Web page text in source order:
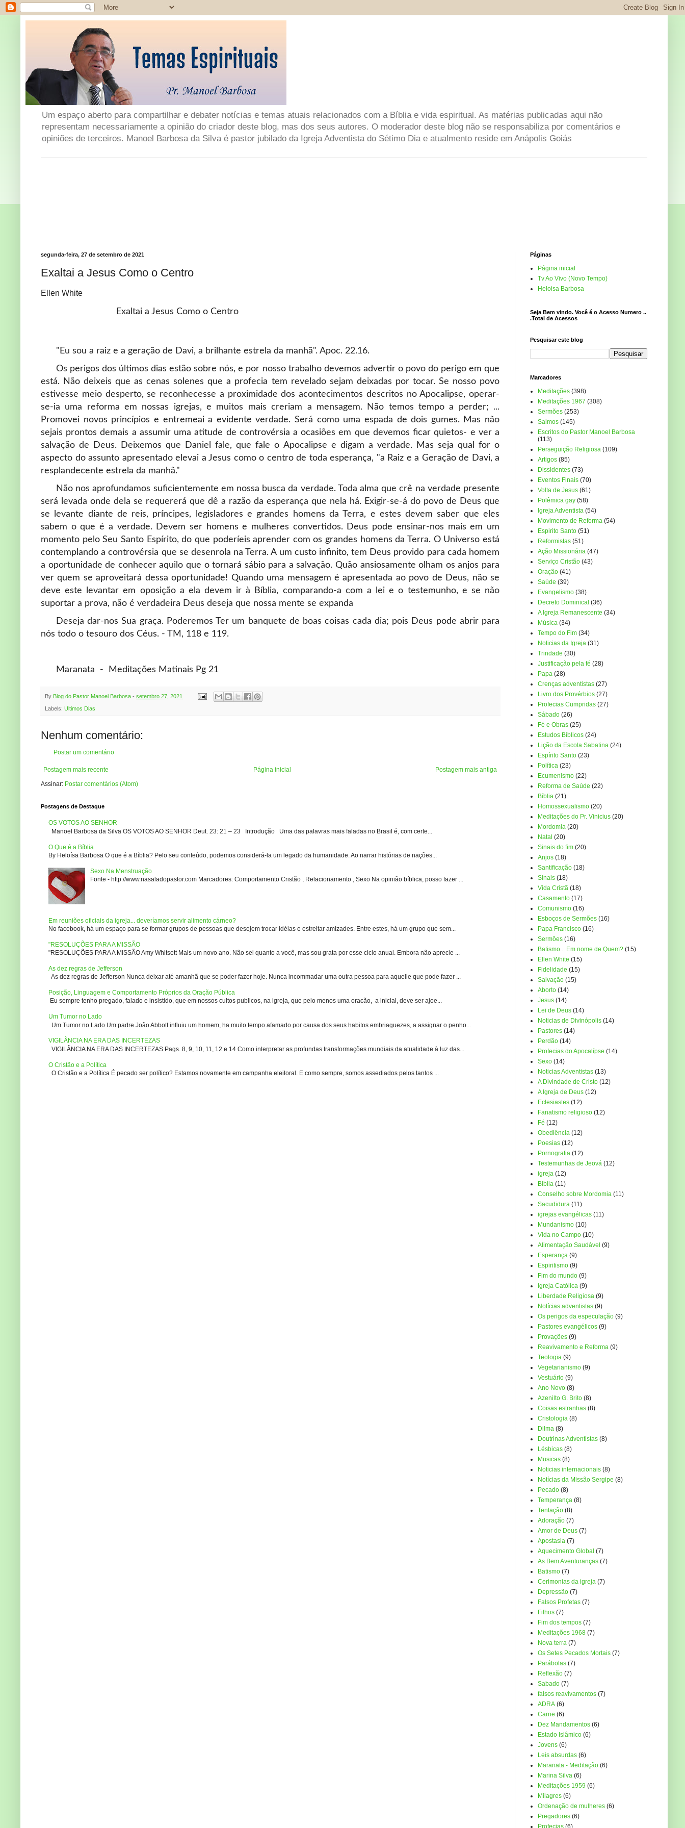
Um espaço aberto para compartilhar e debater notícias e temas atuais relacionados com a Bíblia e vida espiritual. As matérias publicadas aqui não
representam necessariamente a opinião do criador deste blog, mas dos seus autores. O moderador deste blog não se responsabiliza por comentários e
opiniões de terceiros. Manoel Barbosa da Silva é pastor jubilado da Igreja Adventista do Sétimo Dia e atualmento reside em Anápolis Goiás
segunda-feira, 27 de setembro de 2021
Exaltai a Jesus Como o Centro
Ellen White
Exaltai a Jesus Como o Centro
"Eu sou a raiz e a geração de Davi, a brilhante estrela da manhã". Apoc. 22.16.
Os perigos dos últimos dias estão sobre nós, e por nosso trabalho devemos advertir o povo do perigo em que
está. Não deixeis que as cenas solenes que a profecia tem revelado sejam deixadas por tocar. Se nosso povo
estivesse meio desperto, se reconhecesse a proximidade dos acontecimentos descritos no Apocalipse, operar-
se-ia uma reforma em nossas igrejas, e muitos mais creriam a mensagem. Não temos tempo a perder; ...
Promovei novos princípios e entremeai a evidente verdade. Será como uma espada de dois gumes. Mas não
sejais prontos demais a assumir uma atitude de controvérsia a ocasiões em que devemos ficar quietos- e ver a
salvação de Deus. Deixemos que Daniel fale, que fale o Apocalipse e digam a verdade. Mas seja qual for o
aspecto do assunto apresentado elevai a Jesus como o centro de toda esperança, "a Raiz e a Geração de Davi, a
resplandecente estrela da manhã."
Não nos aprofundamos suficientemente em nossa busca da verdade. Toda alma que crê na verdade presente
será levada onde dela se requererá que dê a razão da esperança que nela há. Exigir-se-á do povo de Deus que
se levante diante de reis, príncipes, legisladores e grandes homens da Terra, e estes devem saber que eles
sabem o que é a verdade. Devem ser homens e mulheres convertidos. Deus pode ensinar-nos mais em um
momento pelo Seu Santo Espírito, do que poderíeis aprender com os grandes homens da Terra. O Universo está
contemplando a controvérsia que se desenrola na Terra. A um custo infinito, tem Deus provido para cada homem
a oportunidade de conhecer aquilo que o tornará sábio para a salvação. Quão ansiosamente olham os anjos para
ver quem se aproveitará dessa oportunidade! Quando uma mensagem é apresentada ao povo de Deus, não se
deve este levantar em oposição a ela devem ir à Bíblia, comparando-a com a lei e o testemunho, e se não
suportar a prova, não é verdadeira Deus deseja que nossa mente se expanda
Deseja dar-nos Sua graça. Poderemos Ter um banquete de boas coisas cada dia; pois Deus pode abrir para
nós todo o tesouro dos Céus. - TM, 118 e 119.
Maranata - Meditações Matinais Pg 21
By Blog do Pastor Manoel Barbosa - setembro 27, 2021
Labels: Ultimos Dias
Nenhum comentário:
Postar um comentário
Postagem mais recente Postagem mais antiga
Página inicial
Assinar: Postar comentários (Atom)
Postagens de Destaque
OS VOTOS AO SENHOR
Manoel Barbosa da Silva OS VOTOS AO SENHOR Deut. 23: 21 – 23 Introdução Uma das palavras mais faladas no Brasil é, com certe...
O Que é a Bíblia
By Heloísa Barbosa O que é a Bíblia? Pelo seu conteúdo, podemos considerá-la um legado da humanidade. Ao narrar histórias de nações...
Sexo Na Menstruação
Fonte - http://www.nasaladopastor.com Marcadores: Comportamento Cristão , Relacionamento , Sexo Na opinião bíblica, posso fazer ...
Em reuniões oficiais da igreja... deveríamos servir alimento cárneo?
No facebook, há um espaço para se formar grupos de pessoas que desejem trocar idéias e estreitar amizades. Entre estes, há um grupo que sem...
"RESOLUÇÕES PARA A MISSÃO
"RESOLUÇÕES PARA A MISSÃO Amy Whitsett Mais um novo ano. Não sei quanto a você, mas sou grata por esse ciclo anual. Embora não aprecie ...
As dez regras de Jefferson
As dez regras de Jefferson Nunca deixar até amanhã que se poder fazer hoje. Nunca incommadar uma outra pessoa para aquelle que pode fazer ...
Posição, Linguagem e Comportamento Próprios da Oração Pública
Eu sempre tenho pregado, falado e insistido, que em nossos cultos publicos, na igreja, que pelo menos uma oracão, a inicial, deve ser ajoe...
Um Tumor no Lado
Um Tumor no Lado Um padre João Abbott influiu um homem, ha muito tempo afamado por causa dos seus habitos embriaguezes, a assignar o penho...
VIGILÂNCIA NA ERA DAS INCERTEZAS
VIGILÂNCIA NA ERA DAS INCERTEZAS Pags. 8, 9, 10, 11, 12 e 14 Como interpretar as profundas transformações mundiais da atualidade à luz das...
O Cristão e a Política
O Cristão e a Política É pecado ser político? Estamos novamente em campanha eleitoral. E como sempre, somos assediados pelos tantos ...
Páginas
Página inicial
Tv Ao Vivo (Novo Tempo)
Heloisa Barbosa
Seja Bem vindo. Você é o Acesso Numero ..
.Total de Acessos
Pesquisar este blog
Marcadores
Meditações (398)
Meditações 1967 (308)
Sermões (253)
Salmos (145)
Escritos do Pastor Manoel Barbosa
(113)
Perseguição Religiosa (109)
Artigos (85)
Dissidentes (73)
Eventos Finais (70)
Volta de Jesus (61)
Polêmica gay (58)
Igreja Adventista (54)
Movimento de Reforma (54)
Espirito Santo (51)
Reformistas (51)
Ação Missionária (47)
Serviço Cristão (43)
Oração (41)
Saúde (39)
Evangelismo (38)
Decreto Dominical (36)
A Igreja Remanescente (34)
Música (34)
Tempo do Fim (34)
Noticias da Igreja (31)
Trindade (30)
Justificação pela fé (28)
Papa (28)
Crenças adventistas (27)
Livro dos Provérbios (27)
Profecias Cumpridas (27)
Sábado (26)
Fé e Obras (25)
Estudos Bíblicos (24)
Lição da Escola Sabatina (24)
Espírito Santo (23)
Política (23)
Ecumenismo (22)
Reforma de Saúde (22)
Bíblia (21)
Homossexualismo (20)
Meditações do Pr. Vinicius (20)
Mordomia (20)
Natal (20)
Sinais do fim (20)
Anjos (18)
Santificação (18)
Sinais (18)
Vida Cristã (18)
Casamento (17)
Comunismo (16)
Esboços de Sermões (16)
Papa Francisco (16)
Sermôes (16)
Batismo... Em nome de Quem? (15)
Ellen White (15)
Fidelidade (15)
Salvação (15)
Aborto (14)
Jesus (14)
Lei de Deus (14)
Noticias de Divinópolis (14)
Pastores (14)
Perdão (14)
Profecias do Apocalípse (14)
Sexo (14)
Noticias Adventistas (13)
A Divindade de Cristo (12)
A Igreja de Deus (12)
Eclesiastes (12)
Fanatismo religioso (12)
Fé (12)
Obediência (12)
Poesias (12)
Pornografia (12)
Testemunhas de Jeová (12)
igreja (12)
Biblia (11)
Conselho sobre Mordomia (11)
Sacudidura (11)
igrejas evangélicas (11)
Mundanismo (10)
Vida no Campo (10)
Alimentação Saudável (9)
Esperança (9)
Espiritismo (9)
Fim do mundo (9)
Igreja Católica (9)
Liberdade Religiosa (9)
Notícias adventistas (9)
Os perigos da especulação (9)
Pastores evangélicos (9)
Provações (9)
Reavivamento e Reforma (9)
Teologia (9)
Vegetarianismo (9)
Vestuário (9)
Ano Novo (8)
Azenilto G. Brito (8)
Coisas estranhas (8)
Cristologia (8)
Dilma (8)
Doutrinas Adventistas (8)
Lésbicas (8)
Musicas (8)
Noticias internacionais (8)
Notícias da Missão Sergipe (8)
Pecado (8)
Temperança (8)
Tentação (8)
Adoração (7)
Amor de Deus (7)
Apostasia (7)
Aquecimento Global (7)
As Bem Aventuranças (7)
Batismo (7)
Cerimonias da igreja (7)
Depressão (7)
Falsos Profetas (7)
Filhos (7)
Fim dos tempos (7)
Meditações 1968 (7)
Nova terra (7)
Os Setes Pecados Mortais (7)
Parábolas (7)
Reflexão (7)
Sabado (7)
falsos reavivamentos (7)
ADRA (6)
Carne (6)
Dez Mandamentos (6)
Estado Islâmico (6)
Jovens (6)
Leis absurdas (6)
Maranata - Meditação (6)
Marina Silva (6)
Meditações 1959 (6)
Milagres (6)
Ordenação de mulheres (6)
Pregadores (6)